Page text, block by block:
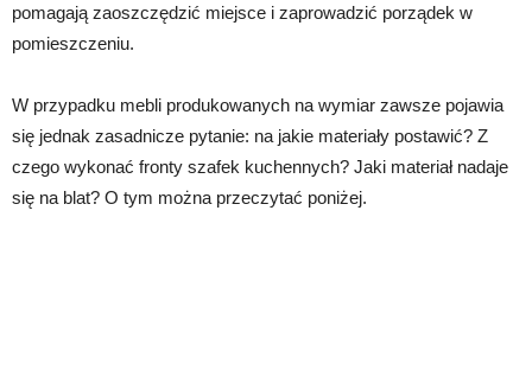
pomagają zaoszczędzić miejsce i zaprowadzić porządek w
pomieszczeniu.
W przypadku mebli produkowanych na wymiar zawsze pojawia
się jednak zasadnicze pytanie: na jakie materiały postawić? Z
czego wykonać fronty szafek kuchennych? Jaki materiał nadaje
się na blat? O tym można przeczytać poniżej.